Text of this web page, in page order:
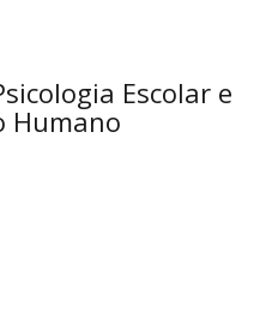
Escolar e
Humano